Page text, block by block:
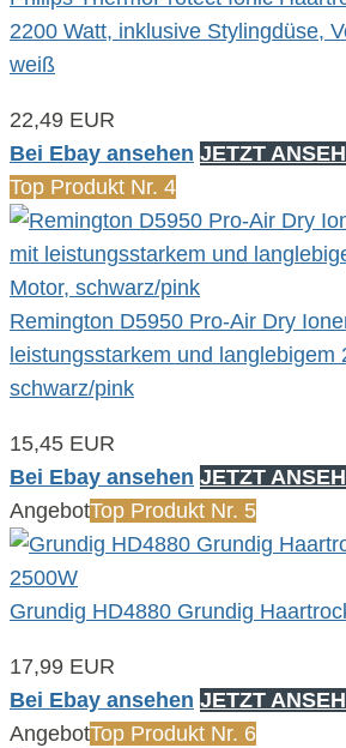
2200 Watt, inklusive Stylingdüse,
weiß
22,49 EUR
Bei Ebay ansehen JETZT
Top Produkt Nr. 4
Remington D5950 Pro-Air Dry
leistungsstarkem und langlebigem
schwarz/pink
15,45 EUR
Bei Ebay ansehen JETZT
AngebotTop Produkt Nr. 5
Grundig HD4880 Grundig
17,99 EUR
Bei Ebay ansehen JETZT
AngebotTop Produkt Nr. 6